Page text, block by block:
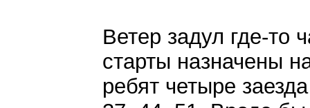
Ветер задул где-то
старты назначены
ребят четыре